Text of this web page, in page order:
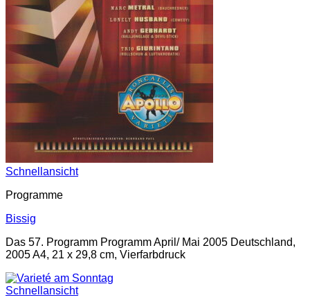
Schnellansicht
Programme
Bissig
Das 57. Programm Programm April/ Mai 2005 Deutschland,
2005 A4, 21 x 29,8 cm, Vierfarbdruck
Schnellansicht